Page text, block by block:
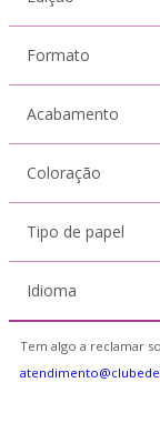
Formato
Acabamento
Coloração
Tipo de papel
Idioma
Tem algo a reclamar